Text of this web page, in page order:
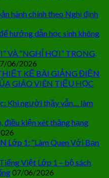
hành chính theo Nghị định
hướng dẫn học sinh không
VÀ “NGHỈ HƠI” TRONG
06/2026
KẾ BÀI GIẢNG ĐIỆN
GIÁO VIÊN TIỂU HỌC
Khi người thầy vẫn… làm
điều kiện xét thăng hạng
1: “Làm Quen Với Bạn
Việt Lớp 1 – bộ sách
07/06/2026